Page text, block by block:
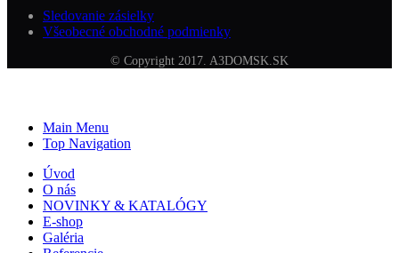
Sledovanie zásielky
Všeobecné obchodné podmienky
© Copyright 2017. A3DOMSK.SK
Main Menu
Top Navigation
Úvod
O nás
NOVINKY & KATALÓGY
E-shop
Galéria